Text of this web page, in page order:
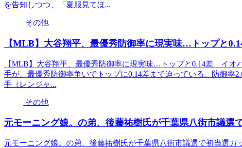
を告知しつつ、「夏服見てほ...
その他
【MLB】大谷翔平、最優秀防御率に現実味…トップと
【MLB】大谷翔平、最優秀防御率に現実味…トップと0.14差 イオ
手が、最優秀防御率争いでトップに0.14差まで迫っている。防御率
手（レンジャ...
その他
元モーニング娘。の弟、後藤祐樹氏が千葉県八街市議選
元モーニング娘。の弟、後藤祐樹氏が千葉県八街市議選で初当選